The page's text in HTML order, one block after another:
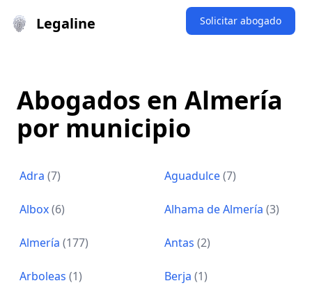
Legaline Solicitar abogado
Abogados en Almería
por municipio
Adra (7) Aguadulce(7)
Albox(6) Alhama de Almería (3)
Almería (177) Antas (2)
Arboleas (1) Berja (1)